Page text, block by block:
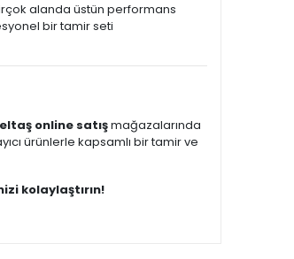
alanda üstün performans
bir tamir seti
online satışmağazalarında
ürünlerle kapsamlı bir tamir ve
kolaylaştırın!